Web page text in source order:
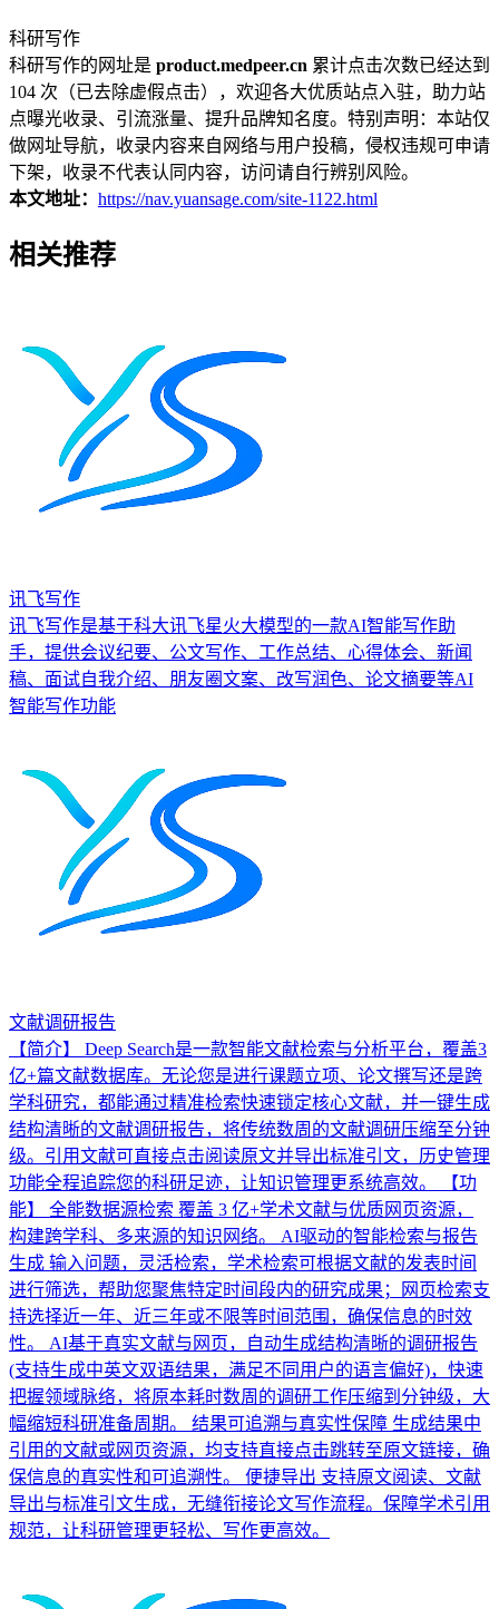
科研写作
科研写作的网址是 product.medpeer.cn 累计点击次数已经达到
104 次（已去除虚假点击），欢迎各大优质站点入驻，助力站
点曝光收录、引流涨量、提升品牌知名度。特别声明：本站仅
做网址导航，收录内容来自网络与用户投稿，侵权违规可申请
下架，收录不代表认同内容，访问请自行辨别风险。
本文地址： https://nav.yuansage.com/site-1122.html
相关推荐
讯飞写作
讯飞写作是基于科大讯飞星火大模型的一款AI智能写作助
手，提供会议纪要、公文写作、工作总结、心得体会、新闻
稿、面试自我介绍、朋友圈文案、改写润色、论文摘要等AI
智能写作功能
文献调研报告
【简介】 Deep Search是一款智能文献检索与分析平台，覆盖3
亿+篇文献数据库。无论您是进行课题立项、论文撰写还是跨
学科研究，都能通过精准检索快速锁定核心文献，并一键生成
结构清晰的文献调研报告，将传统数周的文献调研压缩至分钟
级。引用文献可直接点击阅读原文并导出标准引文，历史管理
功能全程追踪您的科研足迹，让知识管理更系统高效。 【功
能】 全能数据源检索 覆盖 3 亿+学术文献与优质网页资源，
构建跨学科、多来源的知识网络。 AI驱动的智能检索与报告
生成 输入问题，灵活检索，学术检索可根据文献的发表时间
进行筛选，帮助您聚焦特定时间段内的研究成果；网页检索支
持选择近一年、近三年或不限等时间范围，确保信息的时效
性。 AI基于真实文献与网页，自动生成结构清晰的调研报告
(支持生成中英文双语结果，满足不同用户的语言偏好)，快速
把握领域脉络，将原本耗时数周的调研工作压缩到分钟级，大
幅缩短科研准备周期。 结果可追溯与真实性保障 生成结果中
引用的文献或网页资源，均支持直接点击跳转至原文链接，确
保信息的真实性和可追溯性。 便捷导出 支持原文阅读、文献
导出与标准引文生成，无缝衔接论文写作流程。保障学术引用
规范，让科研管理更轻松、写作更高效。